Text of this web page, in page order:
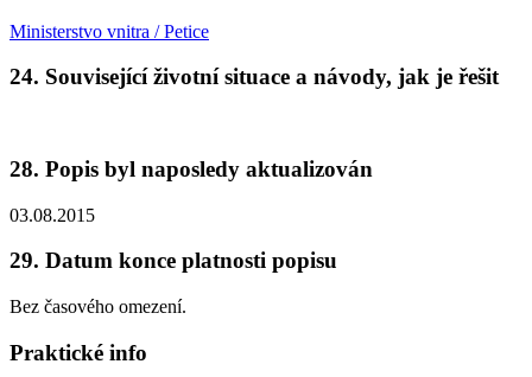
Ministerstvo vnitra / Petice
24. Související životní situace a návody, jak je řešit
28. Popis byl naposledy aktualizován
03.08.2015
29. Datum konce platnosti popisu
Bez časového omezení.
Praktické info